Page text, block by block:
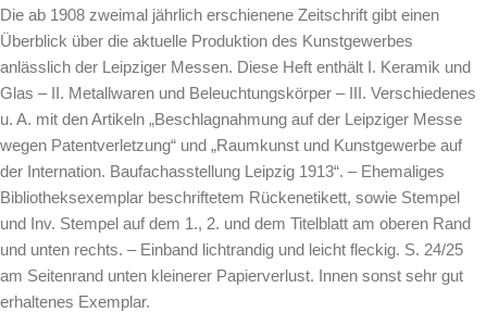
Die ab 1908 zweimal jährlich erschienene Zeitschrift gibt einen
Überblick über die aktuelle Produktion des Kunstgewerbes
anlässlich der Leipziger Messen. Diese Heft enthält I. Keramik und
Glas – II. Metallwaren und Beleuchtungskörper – III. Verschiedenes
u. A. mit den Artikeln „Beschlagnahmung auf der Leipziger Messe
wegen Patentverletzung“ und „Raumkunst und Kunstgewerbe auf
der Internation. Baufachasstellung Leipzig 1913“. – Ehemaliges
Bibliotheksexemplar beschriftetem Rückenetikett, sowie Stempel
und Inv. Stempel auf dem 1., 2. und dem Titelblatt am oberen Rand
und unten rechts. – Einband lichtrandig und leicht fleckig. S. 24/25
am Seitenrand unten kleinerer Papierverlust. Innen sonst sehr gut
erhaltenes Exemplar.